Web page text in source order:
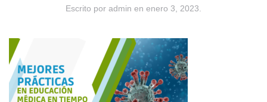
Escrito por admin en enero 3, 2023